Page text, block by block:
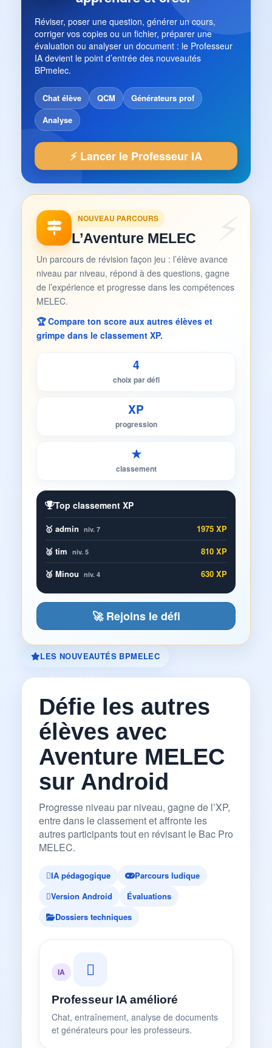
Réviser, poser une question, générer un cours,
corriger vos copies ou un fichier, préparer une
évaluation ou analyser un document : le Professeur
IA devient le point d’entrée des nouveautés
BPmelec.
Chat élève QCM
Générateurs prof
Analyse
⚡ Lancer le Professeur IA
NOUVEAU PARCOURS
L’Aventure MELEC
Un parcours de révision façon jeu : l’élève avance
niveau par niveau, répond à des questions, gagne
de l’expérience et progresse dans les compétences
MELEC.
🏆 Compare ton score aux autres élèves et
grimpe dans le classement XP.
4
choix par défi
XP
progression
★
classement
Top classement XP
🥇 admin niv. 7
1975 XP
🥈 tim niv. 5
810 XP
🥉 Minou niv. 4 630 XP
🚀 Rejoins le défi
LES NOUVEAUTÉS BPMELEC
Défie les autres
élèves avec
Aventure MELEC
sur Android
Progresse niveau par niveau, gagne de l’XP,
entre dans le classement et affronte les
autres participants tout en révisant le Bac Pro
MELEC.
IA pédagogique
Parcours ludique
Version Android
Évaluations
Dossiers techniques
IA
Professeur IA amélioré
Chat, entraînement, analyse de documents
et générateurs pour les professeurs.